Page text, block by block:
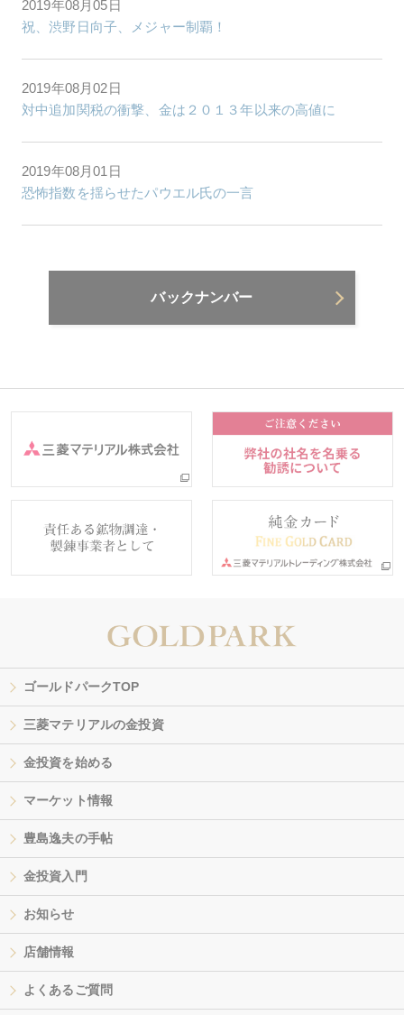
2019年08月05日
祝、渋野日向子、メジャー制覇！
2019年08月02日
対中追加関税の衝撃、金は２０１３年以来の高値に
2019年08月01日
恐怖指数を揺らせたパウエル氏の一言
バックナンバー
ゴールドパークTOP
三菱マテリアルの金投資
金投資を始める
マーケット情報
豊島逸夫の手帖
金投資入門
お知らせ
店舗情報
よくあるご質問